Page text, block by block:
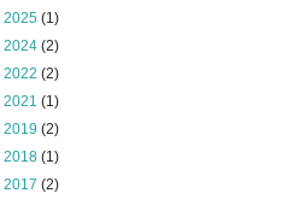
2025 (1)
2024 (2)
2022 (2)
2021 (1)
2019 (2)
2018 (1)
2017 (2)